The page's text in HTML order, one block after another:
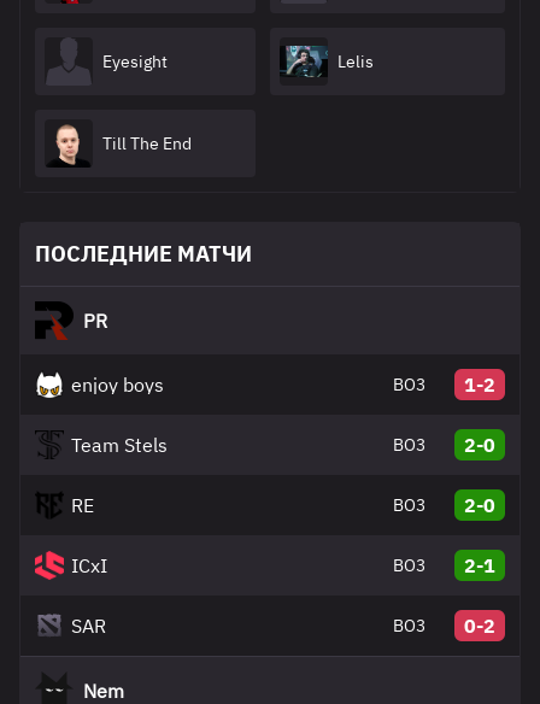
Eyesight
Till The End
Lelis
ПОСЛЕДНИЕ МАТЧИ
PR
enjoy boys BO3 1-2
Team Stels BO3 2-0
RE BO3 2-0
ICxI BO3 2-1
SAR BO3 0-2
Nem